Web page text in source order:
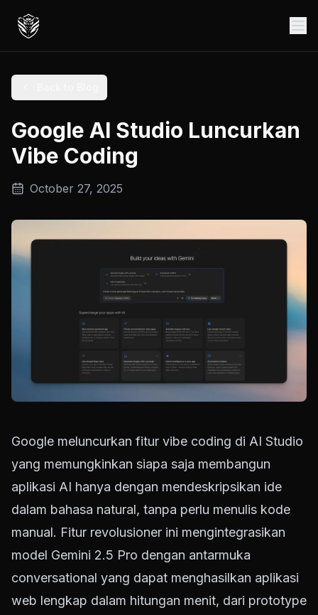
Google AI Studio Luncurkan
Vibe Coding
October 27, 2025
Google meluncurkan fitur vibe coding di AI Studio
yang memungkinkan siapa saja membangun
aplikasi AI hanya dengan mendeskripsikan ide
dalam bahasa natural, tanpa perlu menulis kode
manual. Fitur revolusioner ini mengintegrasikan
model Gemini 2.5 Pro dengan antarmuka
conversational yang dapat menghasilkan aplikasi
web lengkap dalam hitungan menit, dari prototype